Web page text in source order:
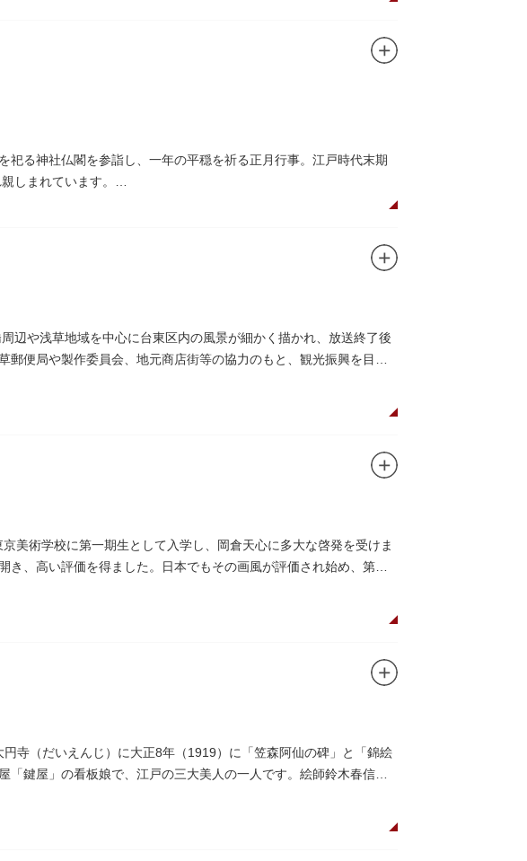
る神社仏閣を参詣し、一年の平穏を祈る正月行事。江戸時代末期
しまれています。
に各社寺の福絵馬をつけ、色紙・福絵に御朱印をいただきながら
に名所・旧跡があります。七福神をめぐる途中、これらの名跡も
でしょう。
辺や浅草地域を中心に台東区内の風景が細かく描かれ、放送終了後
便局や製作委員会、地元商店街等の協力のもと、観光振興を目的
美術学校に第一期生として入学し、岡倉天心に多大な啓発を受けま
、高い評価を得ました。日本でもその画風が評価され始め、第一
寺（だいえんじ）に大正8年（1919）に「笠森阿仙の碑」と「錦絵
鍵屋」の看板娘で、江戸の三大美人の一人です。絵師鈴木春信は